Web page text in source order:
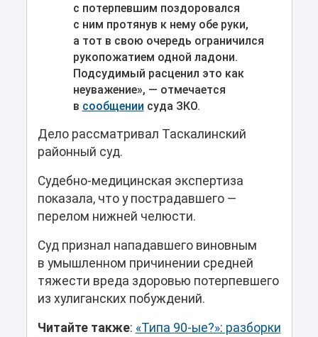
с потерпевшим поздоровался
с ним протянув к нему обе руки,
а тот в свою очередь ограничился
рукопожатием одной ладони.
Подсудимый расценил это как
неуважение», — отмечается
в сообщении суда ЗКО.
Дело рассматривал Таскалинский
районный суд.
Судебно-медицинская экспертиза
показала, что у пострадавшего —
перелом нижней челюсти.
Суд признал нападавшего виновным
в умышленном причинении средней
тяжести вреда здоровью потерпевшего
из хулиганских побуждений.
Читайте также: «Типа 90-ые?»: разборки